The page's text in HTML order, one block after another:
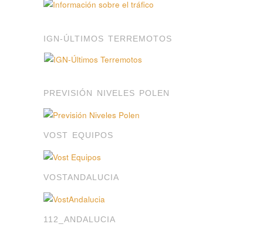
IGN-ÚLTIMOS TERREMOTOS
PREVISIÓN NIVELES POLEN
VOST EQUIPOS
VOSTANDALUCIA
112_ANDALUCIA